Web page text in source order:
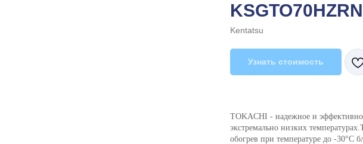
Kentatsu
Узнать стоимость
TOKACHI - надежное и
экстремально низких
обогрев при температуре до -30°C